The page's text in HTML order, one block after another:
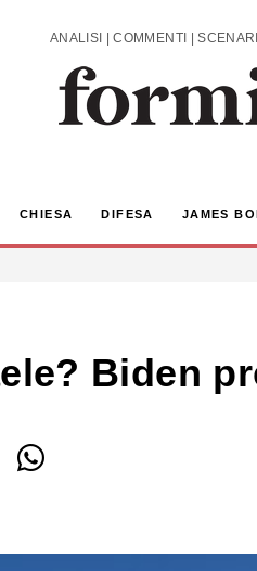
CHIESA DIFESA JAMES
Biden